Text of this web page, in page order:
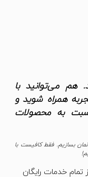
هم می‌توانید با
همراه شوید و
به محصولات
بسازیم. فقط کافیست با
خدمات رایگان